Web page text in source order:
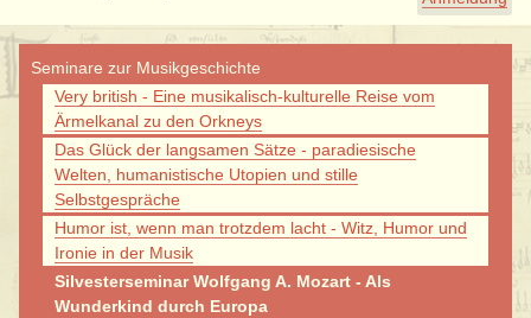
überspringen
Seminare zur Musikgeschichte
Very british - Eine musikalisch-kulturelle Reise vom
Ärmelkanal zu den Orkneys
Das Glück der langsamen Sätze - paradiesische
Welten, humanistische Utopien und stille
Selbstgespräche
Humor ist, wenn man trotzdem lacht - Witz, Humor und
Ironie in der Musik
Silvesterseminar Wolfgang A. Mozart - Als
Wunderkind durch Europa